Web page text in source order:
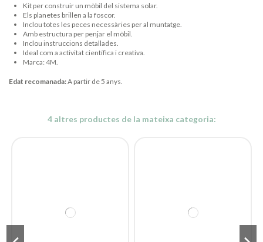
Kit per construir un mòbil del sistema solar.
Els planetes brillen a la foscor.
Inclou totes les peces necessàries per al muntatge.
Amb estructura per penjar el mòbil.
Inclou instruccions detallades.
Ideal com a activitat científica i creativa.
Marca: 4M.
Edat recomanada:A partir de 5 anys.
4 altres productes de la mateixa categoria: